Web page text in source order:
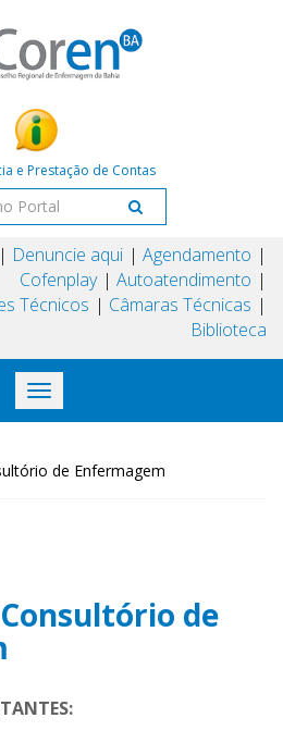
e Prestação de Contas
Denuncie aqui
Agendamento
Cofenplay
Autoatendimento
Técnicos
Câmaras Técnicas
Biblioteca
Toggle
navigation
de Enfermagem
de